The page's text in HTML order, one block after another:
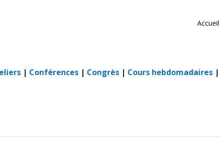
Accueil
| Conférences | Congrès | Cours hebdomadaires |